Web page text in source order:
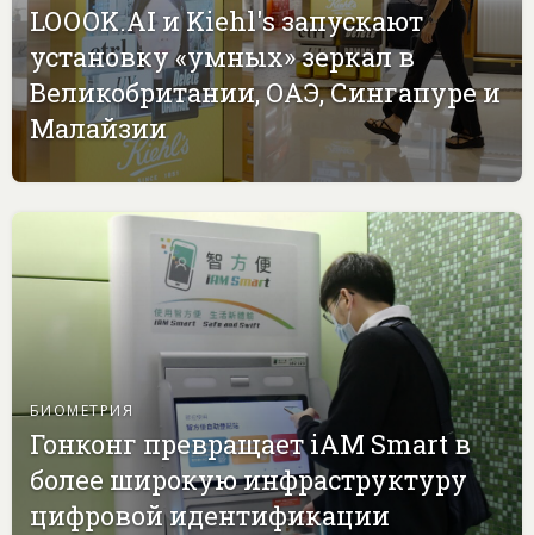
LOOOK.AI и Kiehl's запускают
установку «умных» зеркал в
Великобритании, ОАЭ, Сингапуре и
Малайзии
БИОМЕТРИЯ
Гонконг превращает iAM Smart в
более широкую инфраструктуру
цифровой идентификации